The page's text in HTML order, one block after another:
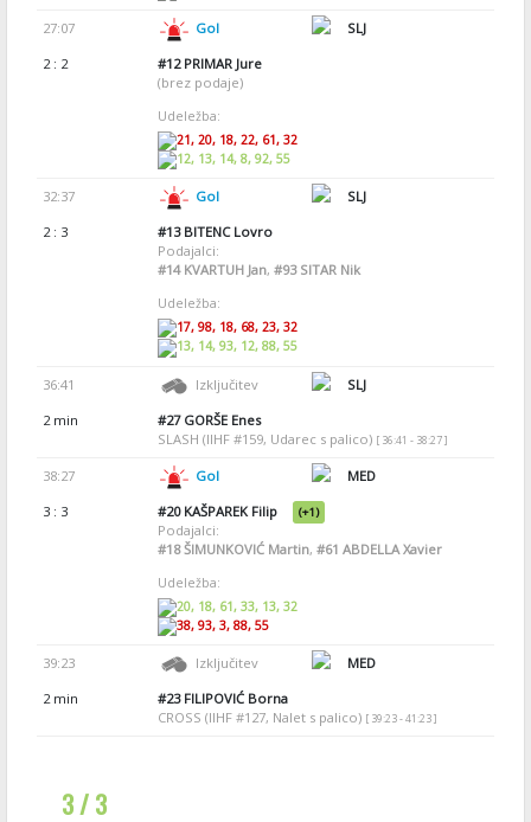
27:07 Gol
SLJ
2 : 2
#12PRIMAR Jure
(brez podaje)
Udeležba:
21, 20, 18, 22, 61, 32
12, 13, 14, 8, 92, 55
32:37 Gol
SLJ
2 : 3
#13BITENC Lovro
Podajalci:
#14KVARTUH Jan, #93SITAR Nik
Udeležba:
17, 98, 18, 68, 23, 32
13, 14, 93, 12, 88, 55
36:41 Izključitev
SLJ
2 min
#27GORŠE Enes
SLASH (IIHF #159, Udarec s palico) [ 36:41 - 38:27 ]
38:27 Gol
MED
3 : 3
#20KAŠPAREK Filip (+1)
Podajalci:
#18ŠIMUNKOVIĆ Martin, #61 ABDELLA Xavier
Udeležba:
20, 18, 61, 33, 13, 32
38, 93, 3, 88, 55
39:23 Izključitev
MED
2 min
#23FILIPOVIĆ Borna
CROSS (IIHF #127, Nalet s palico) [ 39:23 - 41:23 ]
3 / 3